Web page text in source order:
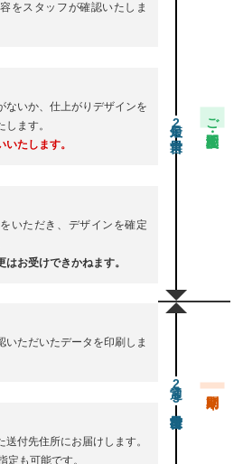
をスタッフが確認いたしま
ないか、仕上がりデザインを
ます。
たします。
いただき、デザインを確定
お受けできかねます。
2 ご注文・校正期間
いただいたデータを印刷しま
付先住所にお届けします。
定も可能です。
通常23営業日後出荷